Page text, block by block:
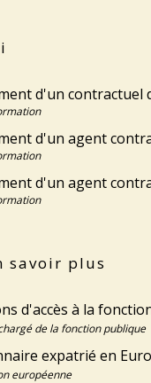
d'un contractuel
d'un agent
d'un agent
savoir plus
d'accès à la
de la fonction publique
expatrié en
européenne